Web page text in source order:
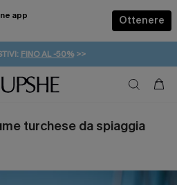
app Ottenere
DA VACANZA | ACQUISTA
FINO AL -50%>>
GRATUITA DA 49€
I NUOVI: 20% DI SCONTO*
turchese da spiaggia